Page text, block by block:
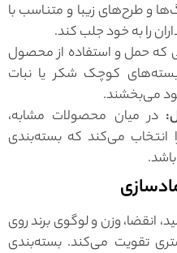
و طرح‌های زیبا و متناسب با
را به خود جلب کند.
که حمل و استفاده از محصول
بسته‌های کوچک شکر یا نبات
می‌بخشند.
در میان محصولات مشابه،
می‌کند که بسته‌بندی
انقضا، وزن و لوگوی برند روی
تقویت می‌کند. بسته‌بندی